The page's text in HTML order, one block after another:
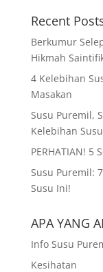
Recent
Berkumur
Hikmah
4 Kelebihan
Masakan
Susu Puremil,
Kelebihan
PERHATIAN! 5
Susu Puremil:
Susu Ini!
APA YANG
Info Susu
Kesihatan